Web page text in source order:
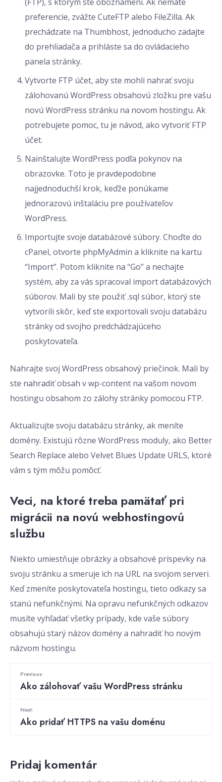
preferencie, zvážte CuteFTP alebo FileZilla. Ak
prechádzate na Thumbhost, jednoducho zadajte
do prehliadača a prihláste sa do ovládacieho
panela stránky.
Vytvorte FTP účet, aby ste mohli nahrať svoju
zálohovanú WordPress obsahovú zložku pre vašu
novú WordPress stránku na novom hostingu. Ak
potrebujete pomoc, tu je návod, ako vytvoriť FTP
účet.
Nainštalujte WordPress podľa pokynov na
obrazovke. Toto je pravdepodobne
najjednoduchší krok, keďže ponúkame
jednorazovú inštaláciu pre používateľov
WordPress.
Importujte svoje databázové súbory. Choďte do
cPanel, otvorte phpMyAdmin a kliknite na kartu
“Import”. Potom kliknite na “Go” a nechajte
systém, aby za vás spracoval import databázových
súborov. Mali by ste použiť .sql súbor, ktorý ste
vytvorili skôr, keď ste exportovali svoju databázu
stránky od svojho predchádzajúceho
poskytovateľa.
Nahrajte svoj WordPress obsahový priečinok. Mali by
ste nahradiť obsah v wp-content na vašom novom
hostingu obsahom zo zálohy stránky pomocou FTP.
Aktualizujte svoju databázu stránky, ak meníte
domény. Existujú rôzne WordPress moduly, ako Better
Search Replace alebo Velvet Blues Update URLS, ktoré
vám s tým môžu pomôcť.
Veci, na ktoré treba pamätať pri
migrácii na novú webhostingovú
službu
Niekto umiestňuje obrázky a obsahové príspevky na
svoju stránku a smeruje ich na URL na svojom serveri.
Keď zmeníte poskytovateľa hostingu, tieto odkazy sa
stanú nefunkčnými. Na opravu nefunkčných odkazov
musíte vyhľadať všetky prípady, kde vaše súbory
obsahujú starý názov domény a nahradiť ho novým
názvom hostingu.
Previous:
Ako zálohovať vašu WordPress stránku
Next:
Ako pridať HTTPS na vašu doménu
Pridaj komentár